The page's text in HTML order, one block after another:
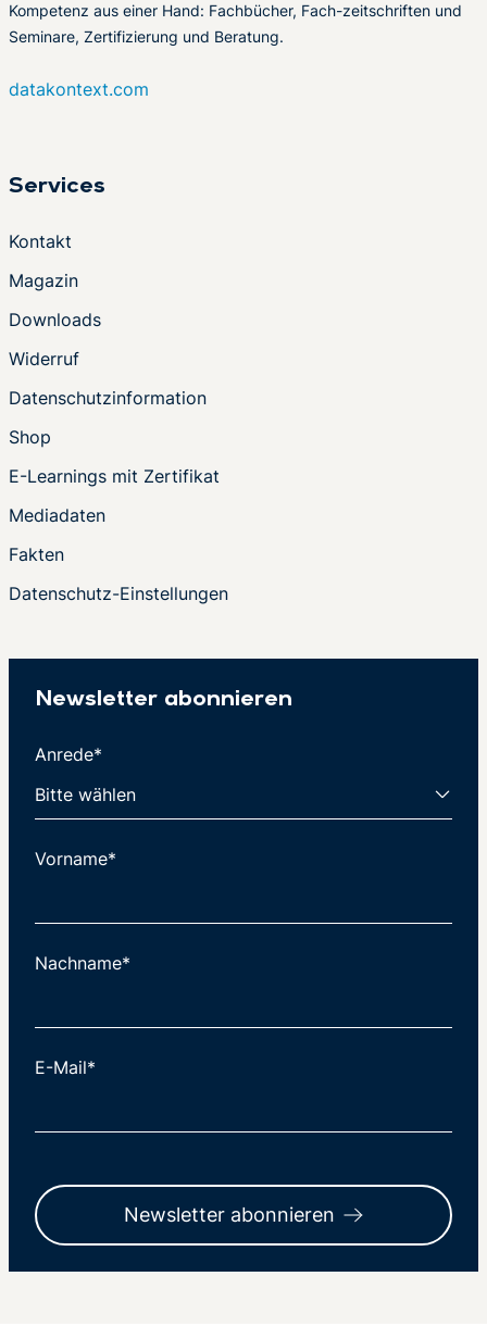
Kompetenz aus einer Hand: Fachbücher, Fach-zeitschriften und
Seminare, Zertifizierung und Beratung.
datakontext.com
Services
Kontakt
Magazin
Downloads
Widerruf
Datenschutzinformation
Shop
E-Learnings mit Zertifikat
Mediadaten
Fakten
Datenschutz-Einstellungen
Newsletter abonnieren
Anrede*
Vorname*
Nachname*
E-Mail*
Newsletter abonnieren